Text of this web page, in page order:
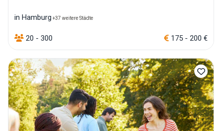
in Hamburg +37 weitere Städte
20 - 300 175 - 200 €